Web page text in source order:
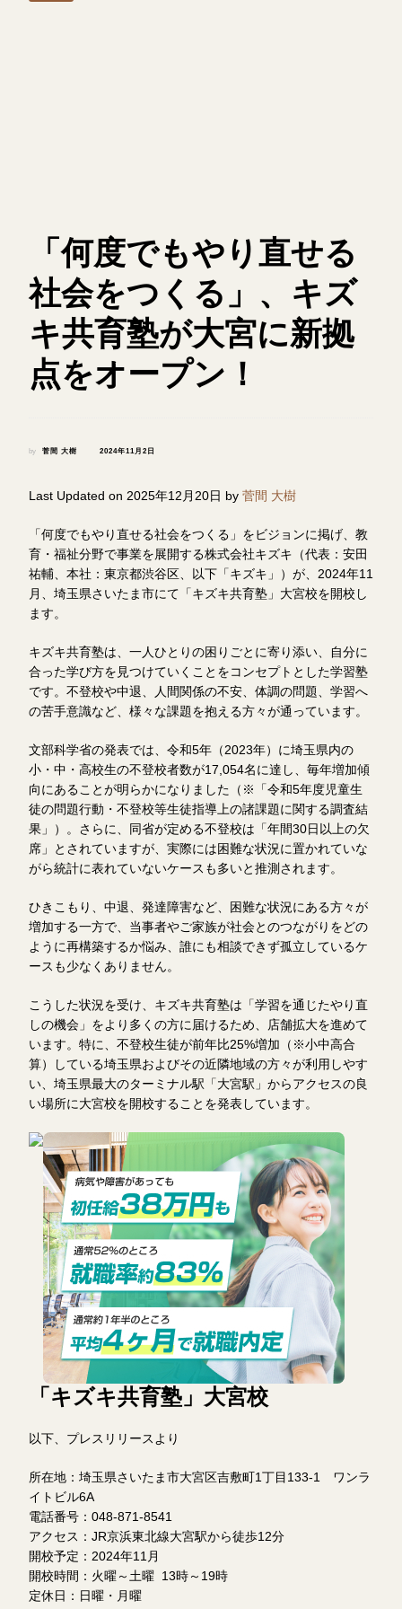
「何度でもやり直せる
社会をつくる」、キズ
キ共育塾が大宮に新拠
点をオープン！
by 菅間 大樹 2024年11月2日
Last Updated on 2025年12月20日 by 菅間 大樹
「何度でもやり直せる社会をつくる」をビジョンに掲げ、教
育・福祉分野で事業を展開する株式会社キズキ（代表：安田
祐輔、本社：東京都渋谷区、以下「キズキ」）が、2024年11
月、埼玉県さいたま市にて「キズキ共育塾」大宮校を開校し
ます。
キズキ共育塾は、一人ひとりの困りごとに寄り添い、自分に
合った学び方を見つけていくことをコンセプトとした学習塾
です。不登校や中退、人間関係の不安、体調の問題、学習へ
の苦手意識など、様々な課題を抱える方々が通っています。
文部科学省の発表では、令和5年（2023年）に埼玉県内の
小・中・高校生の不登校者数が17,054名に達し、毎年増加傾
向にあることが明らかになりました（※「令和5年度児童生
徒の問題行動・不登校等生徒指導上の諸課題に関する調査結
果」）。さらに、同省が定める不登校は「年間30日以上の欠
席」とされていますが、実際には困難な状況に置かれていな
がら統計に表れていないケースも多いと推測されます。
ひきこもり、中退、発達障害など、困難な状況にある方々が
増加する一方で、当事者やご家族が社会とのつながりをどの
ように再構築するか悩み、誰にも相談できず孤立しているケ
ースも少なくありません。
こうした状況を受け、キズキ共育塾は「学習を通じたやり直
しの機会」をより多くの方に届けるため、店舗拡大を進めて
います。特に、不登校生徒が前年比25%増加（※小中高合
算）している埼玉県およびその近隣地域の方々が利用しやす
い、埼玉県最大のターミナル駅「大宮駅」からアクセスの良
い場所に大宮校を開校することを発表しています。
「キズキ共育塾」大宮校
以下、プレスリリースより
所在地：埼玉県さいたま市大宮区吉敷町1丁目133-1 ワンラ
イトビル6A
電話番号：048-871-8541
アクセス：JR京浜東北線大宮駅から徒歩12分
開校予定：2024年11月
開校時間：火曜～土曜 13時～19時
定休日：日曜・月曜